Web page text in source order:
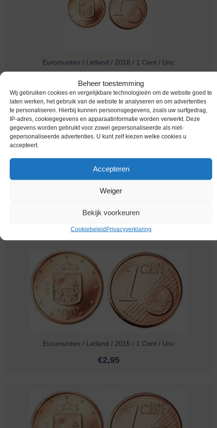
Beheer toestemming
Wij gebruiken cookies en vergelijkbare technologieën om de website goed te
laten werken, het gebruik van de website te analyseren en om advertenties
te personaliseren. Hierbij kunnen persoonsgegevens, zoals uw surfgedrag,
IP-adres, cookiegegevens en apparaatinformatie worden verwerkt. Deze
gegevens worden gebruikt voor zowel gepersonaliseerde als niet-
gepersonaliseerde advertenties. U kunt zelf kiezen welke cookies u
accepteert.
Accepteren
Weiger
Bekijk voorkeuren
CookiebeleidPrivacyverklaring
Euromunten / Letland / 2018 / 1 Cent / Unc
14,95
Euromunten / Letland / 2015 / 1 Cent / Unc
€2,95